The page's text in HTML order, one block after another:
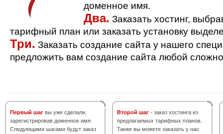
доменное имя.
Два. Заказать хостинг,
тарифный план или заказать установку
Три. Заказать создание сайта у нашего
предложить вам создание сайта любой
Первый шаг вы уже сделали,
зарегистрировав доменное имя.
Следующими шагами будут заказ
Второй шаг - заказ хостинга из
предлагаемых тарифных планов.
Также вы можете заказать у нас